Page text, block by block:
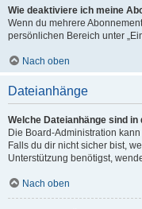
Wie deaktiviere ich meine
Wenn du mehrere
persönlichen Bereich unter
Nach oben
Dateianhänge
Welche Dateianhänge sind
Die Board-Administration
Falls du dir nicht sicher bist,
Unterstützung benötigst,
Nach oben